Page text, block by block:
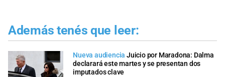
Además tenés que leer:
Nueva audiencia Juicio por Maradona: Dalma
declarará este martes y se presentan dos
imputados clave